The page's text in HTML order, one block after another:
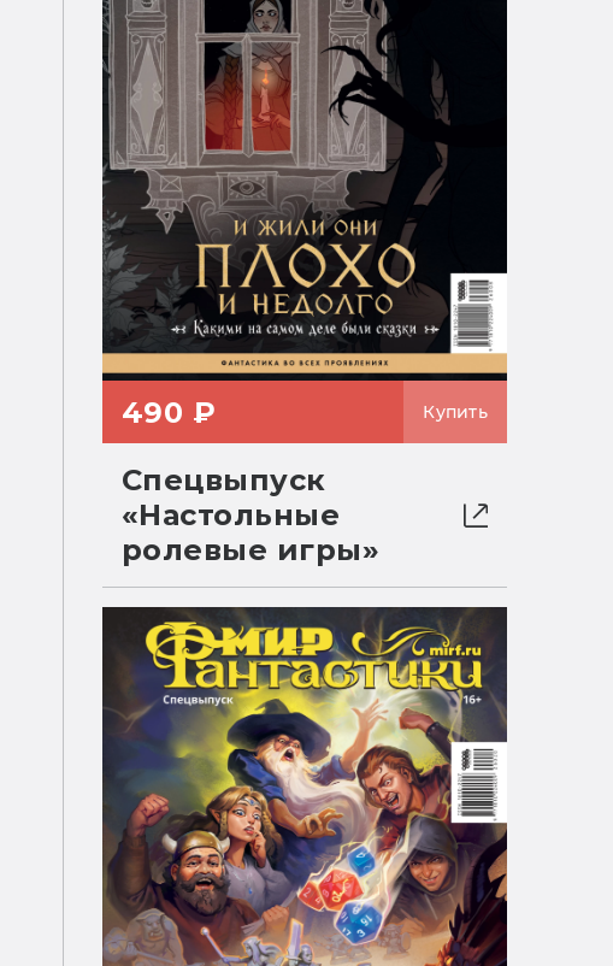
490 ₽ Купить
Спецвыпуск
«Настольные
ролевые игры»